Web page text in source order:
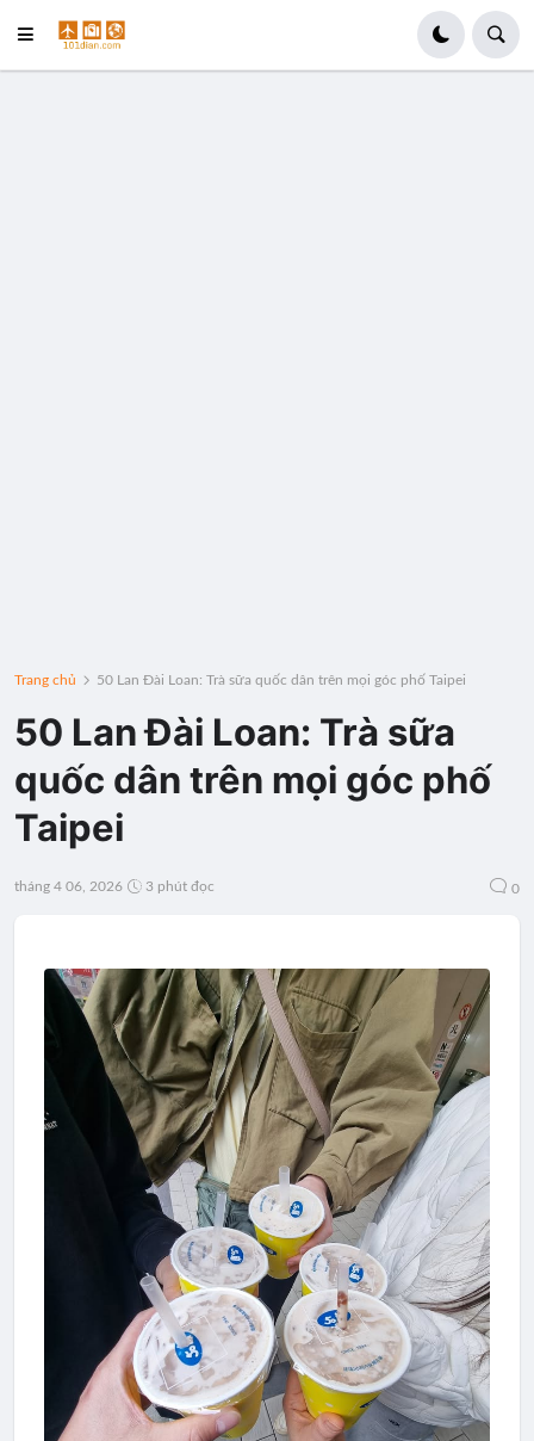
Trang chủ 50 Lan Đài Loan: Trà sữa quốc dân trên mọi góc phố Taipei
50 Lan Đài Loan: Trà sữa
quốc dân trên mọi góc phố
Taipei
tháng 4 06, 2026 3 phút đọc 0